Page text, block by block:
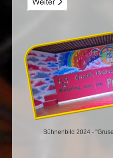
Bühnenbild 2024 -